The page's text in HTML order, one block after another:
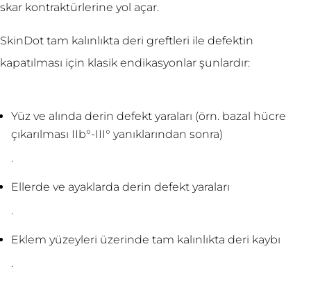
skar kontraktürlerine yol açar.
SkinDot tam kalınlıkta deri greftleri ile defektin
kapatılması için klasik endikasyonlar şunlardır:
Yüz ve alında derin defekt yaraları (örn. bazal hücre
çıkarılması IIb°-III° yanıklarından sonra)
.
Ellerde ve ayaklarda derin defekt yaraları
.
Eklem yüzeyleri üzerinde tam kalınlıkta deri kaybı
.